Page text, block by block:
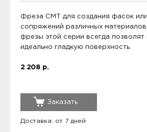
Фреза CMT для создания фасок
сопряжений различных
фрезы этой серии всегда позволят
идеально гладкую поверхность.
2 208 р.
Заказать
Доставка: от 7 дней